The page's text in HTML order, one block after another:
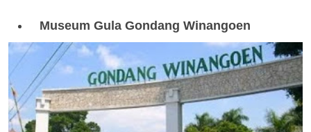
Museum Gula Gondang Winangoen